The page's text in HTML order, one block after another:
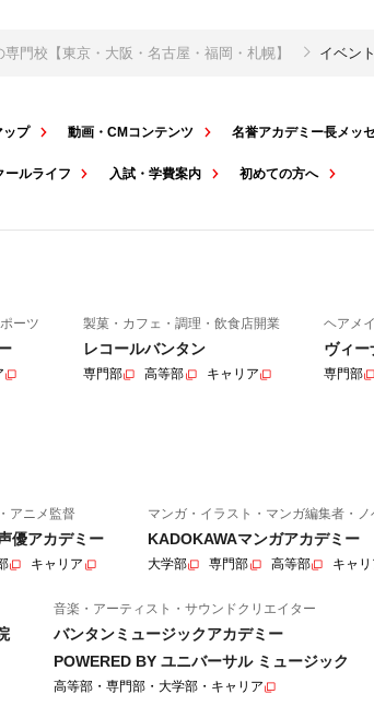
門校【東京・大阪・名古屋・福岡・札幌】 イベン
ップ 動画・CMコンテンツ 名誉アカデミー長メッ
ールライフ 入試・学費案内 初めての方へ
ーツ 製菓・カフェ・調理・飲食店開業
レコールバンタン
専門部 高等部 キャリア
ヘアメ
ヴィー
専門部
アニメ監督
優アカデミー
キャリア
マンガ・イラスト・マンガ編集者・ノ
KADOKAWAマンガアカデミー
大学部 専門部 高等部 キャリ
音楽・アーティスト・サウンドクリエイター
バンタンミュージックアカデミー
POWERED BY ユニバーサル ミュージック
高等部・専門部・大学部・キャリア